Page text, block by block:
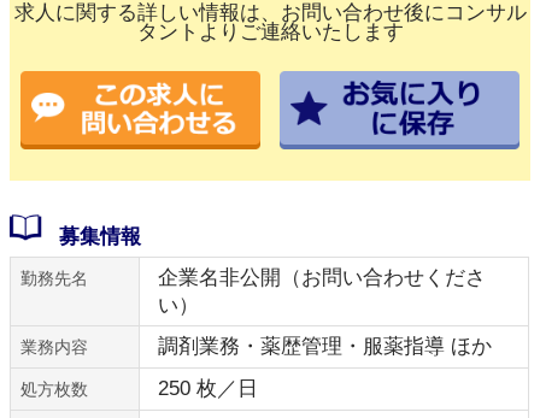
求人に関する詳しい情報は、お問い合わせ後にコンサル
タントよりご連絡いたします
募集情報
勤務先名
企業名非公開（お問い合わせくださ
い）
業務内容 調剤業務・薬歴管理・服薬指導 ほか
処方枚数 250 枚／日